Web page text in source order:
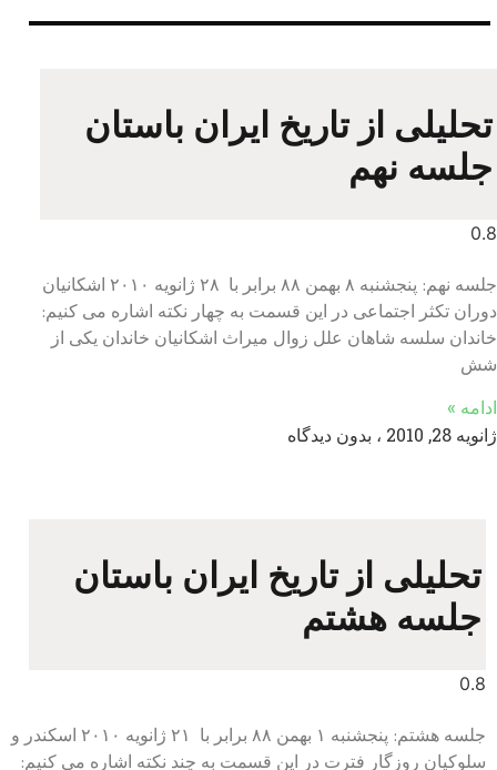
تحلیلی از تاریخ ایران باستان
جلسه نهم
جلسه نهم: پنجشنبه ۸ بهمن ۸۸ برابر با ۲۸ ژانويه ۲۰۱۰ اشکانیان
دوران تکثر اجتماعی در این قسمت به چهار نکته اشاره می کنیم:
خاندان سلسه شاهان علل زوال میراث اشکانیان خاندان یکی از
شش
ادامه »
ژانویه 28, 2010 بدون دیدگاه
تحلیلی از تاریخ ایران باستان
جلسه هشتم
جلسه هشتم: پنجشنبه ۱ بهمن ۸۸ برابر با ۲۱ ژانويه ۲۰۱۰ اسکندر و
سلوکیان روزگار فترت در این قسمت به چند نکته اشاره می کنیم: